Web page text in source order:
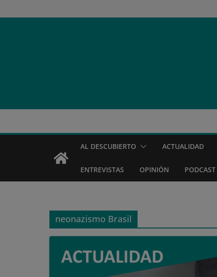
al
AL DESCUBIERTO ACTUALIDAD
ENTREVISTAS OPINIÓN PODCAST
neonazismo Brasil